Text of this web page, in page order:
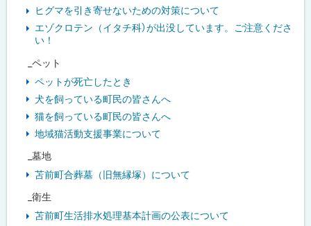
ヒグマを引き寄せないための対策について
エゾクロテン（イタチ科）が出没しています。ご注意くださ
い！
_ペット
ペットが死亡したとき
犬を飼っている町民の皆さんへ
猫を飼っている町民の皆さんへ
地域猫活動支援事業について
_墓地
苫前町合葬墓（旧無縁塚）について
_衛生
苫前町生活排水処理基本計画の公表について